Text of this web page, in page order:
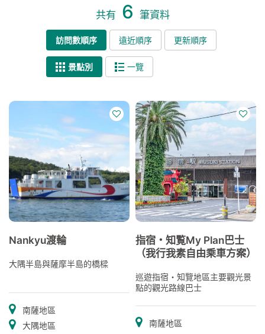
共有 6 筆資料
訪問數順序 遠近順序 更新順序
景點別 一覽
Nankyu渡輪
大隅半島與薩摩半島的橋樑
南薩地區
大隅地區
指宿・知覧My Plan巴士
（我行我素自由乘車方案）
巡遊指宿・知覽地區主要觀光景
點的觀光路線巴士
南薩地區